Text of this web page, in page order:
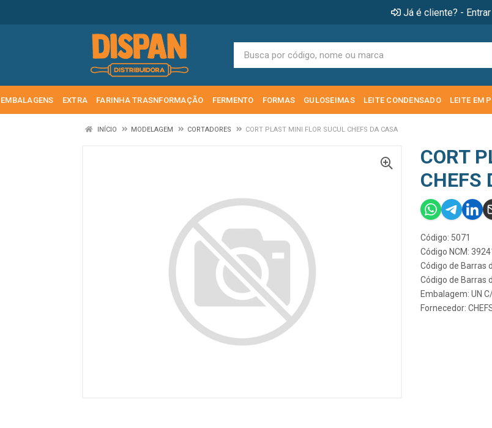
Já é cliente? - Entrar
EMBALAGENS EXTRA FARINHA TRASNFORMAÇÃO FERMENTO FORMAS GULOSEIMAS LEITE CONDENSADO LEITE EM
INÍCIO MODELAGEM CORTADORES CORT PLAST MINI FLOR SUCUL CHEFS DA CASA
CORT
CHEFS
Código: 5071
Código NCM:
Código de Barras
Código de Barras
Embalagem: UN
Fornecedor: